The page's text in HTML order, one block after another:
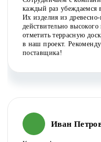
каждый раз убеждаемся
Их изделия из
действительно
отметить террасную
в наш проект.
поставщика!
Иван